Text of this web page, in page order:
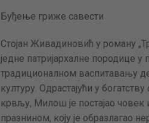
Буђење гриже савести
Стојан Живадиновић у роману
једне патријархалне породице у
традиционалном васпитавању
културу. Одрастајући у
крвљу, Милош је постајао
празнином, коју је образлагао